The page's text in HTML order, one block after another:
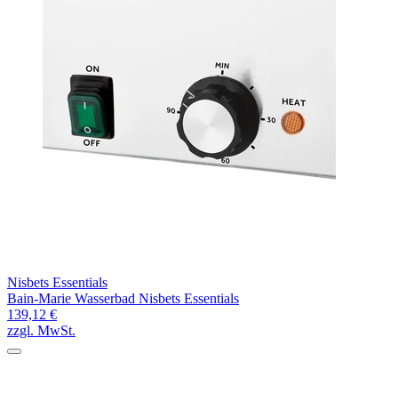
Nisbets Essentials
Bain-Marie Wasserbad Nisbets Essentials
139,12 €
zzgl. MwSt.